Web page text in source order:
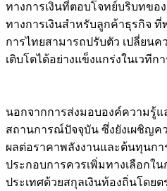
ทางการเงินที่ตอบโจทย์บริบทขอ
ทางการเงินสำหรับลูกค้าธุรกิจ ที่
การไทยสามารถปรับตัว เปลี่ยน
เติบโตได้อย่างแข็งแกร่งในเวทีก
นอกจากการส่งมอบองค์ความรู้
สถานการณ์ปัจจุบัน ซึ่งยังเผชิญค
ผลต่อราคาพลังงานและต้นทุนกา
ประกอบการควรเพิ่มทางเลือกใ
ประเทศด้วยสกุลเงินท้องถิ่นโดยต